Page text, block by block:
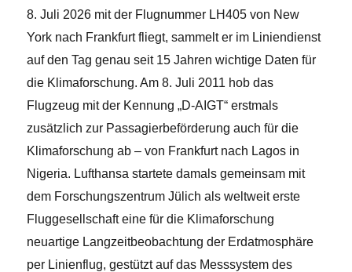
8. Juli 2026 mit der Flugnummer LH405 von New
York nach Frankfurt fliegt, sammelt er im Liniendienst
auf den Tag genau seit 15 Jahren wichtige Daten für
die Klimaforschung. Am 8. Juli 2011 hob das
Flugzeug mit der Kennung „D-AIGT“ erstmals
zusätzlich zur Passagierbeförderung auch für die
Klimaforschung ab – von Frankfurt nach Lagos in
Nigeria. Lufthansa startete damals gemeinsam mit
dem Forschungszentrum Jülich als weltweit erste
Fluggesellschaft eine für die Klimaforschung
neuartige Langzeitbeobachtung der Erdatmosphäre
per Linienflug, gestützt auf das Messsystem des